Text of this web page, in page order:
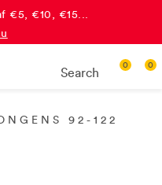
€5, €10, €15...
bij elke aankoop!*
Search
0 0
92-122